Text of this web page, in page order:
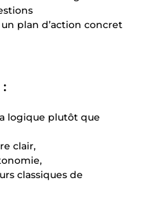
plan d’action concret
logique plutôt que
clair,
classiques de